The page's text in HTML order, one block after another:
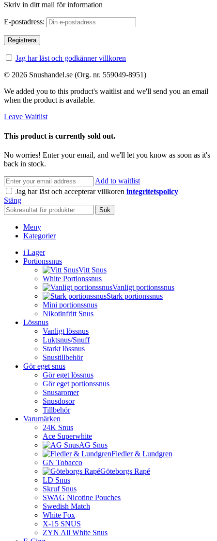
Skriv in ditt mail för information
E-postadress:
Jag har läst och godkänner villkoren
© 2026 Snushandel.se (Org. nr. 559049-8951)
We added you to this product's waitlist and we'll send you an email
when the product is available.
Leave Waitlist
This product is currently sold out.
No worries! Enter your email, and we'll let you know as soon as it's
back in stock.
Add to waitlist
Jag har läst och accepterar villkoren integritetspolicy
Stäng
Sök
Meny
Kategorier
i Lager
Portionssnus
Vitt Snus
White Portionssnus
Vanligt portionssnus
Stark portionssnus
Mini portionssnus
Nikotinfritt Snus
Lössnus
Vanligt lössnus
Luktsnus/Snuff
Starkt lössnus
Snustillbehör
Gör eget snus
Gör eget lössnus
Gör eget portionssnus
Snusaromer
Snusdosor
Tillbehör
Varumärken
24K Snus
Ace Superwhite
AG Snus
Fiedler & Lundgren
GN Tobacco
Göteborgs Rapé
LD Snus
Skruf Snus
SWAG Nicotine Pouches
Swedish Match
White Fox
X-15 SNUS
ZYN All White Snus